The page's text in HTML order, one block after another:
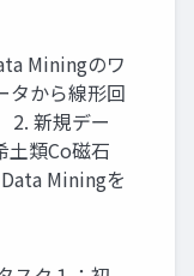
Miningのワ
タから線形回
2. 新規デー
土類Co磁石
Miningを